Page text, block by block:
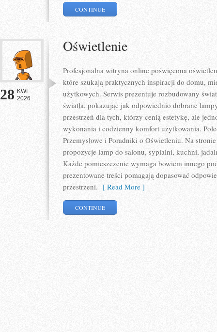
CONTINUE
28 KWI
2026
Oświetlenie
Profesjonalna witryna online poświęcona
które szukają praktycznych inspiracji do domu,
użytkowych. Serwis prezentuje rozbudowany
światła, pokazując jak odpowiednio dobrane
przestrzeń dla tych, którzy cenią estetykę, ale
wykonania i codzienny komfort użytkowania.
Przemysłowe i Poradniki o Oświetleniu. Na
propozycje lamp do salonu, sypialni, kuchni,
Każde pomieszczenie wymaga bowiem innego
prezentowane treści pomagają dopasować
przestrzeni. [ Read More ]
CONTINUE